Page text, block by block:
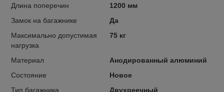
Длина поперечин
1200 мм
Замок на багажнике
Да
Максимально допустимая
нагрузка
75 кг
Материал
Анодированный алюминий
Состояние
Новое
Тип багажника
Двухреечный